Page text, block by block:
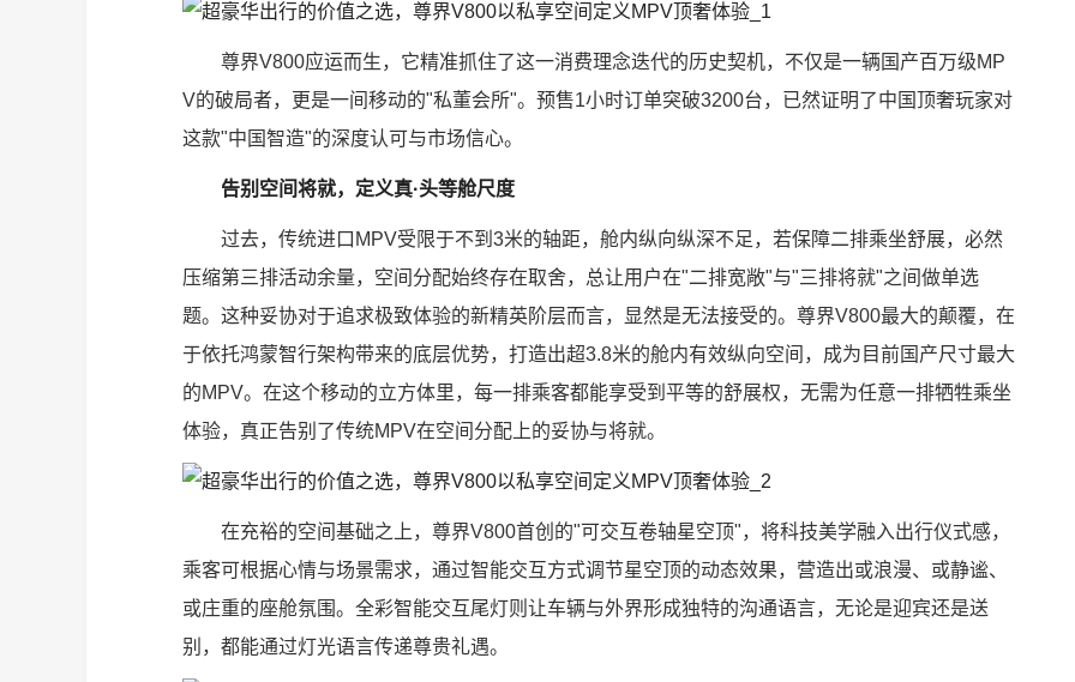
尊界V800应运而生，它精准抓住了这一消费理念迭代的历史契机，不仅是一辆国产百万级MP
V的破局者，更是一间移动的"私董会所"。预售1小时订单突破3200台，已然证明了中国顶奢玩家对
这款"中国智造"的深度认可与市场信心。
告别空间将就，定义真·头等舱尺度
过去，传统进口MPV受限于不到3米的轴距，舱内纵向纵深不足，若保障二排乘坐舒展，必然
压缩第三排活动余量，空间分配始终存在取舍，总让用户在"二排宽敞"与"三排将就"之间做单选
题。这种妥协对于追求极致体验的新精英阶层而言，显然是无法接受的。尊界V800最大的颠覆，在
于依托鸿蒙智行架构带来的底层优势，打造出超3.8米的舱内有效纵向空间，成为目前国产尺寸最大
的MPV。在这个移动的立方体里，每一排乘客都能享受到平等的舒展权，无需为任意一排牺牲乘坐
体验，真正告别了传统MPV在空间分配上的妥协与将就。
在充裕的空间基础之上，尊界V800首创的"可交互卷轴星空顶"，将科技美学融入出行仪式感，
乘客可根据心情与场景需求，通过智能交互方式调节星空顶的动态效果，营造出或浪漫、或静谧、
或庄重的座舱氛围。全彩智能交互尾灯则让车辆与外界形成独特的沟通语言，无论是迎宾还是送
别，都能通过灯光语言传递尊贵礼遇。